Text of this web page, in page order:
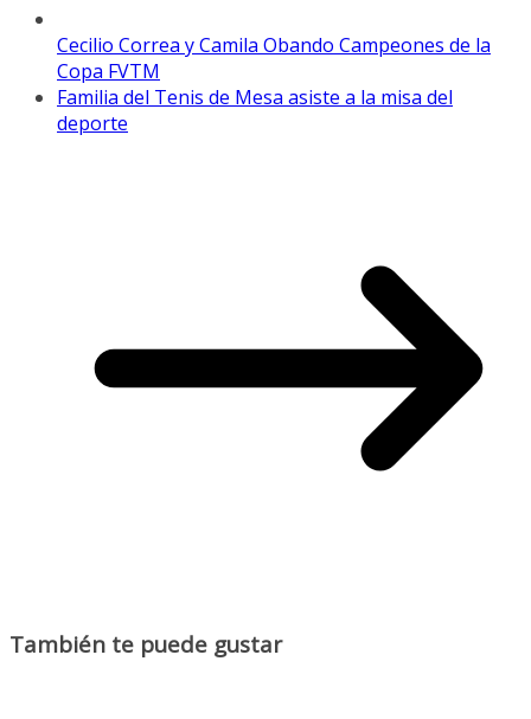
Cecilio Correa y Camila Obando Campeones de la
Copa FVTM
Familia del Tenis de Mesa asiste a la misa del
deporte
También te puede gustar